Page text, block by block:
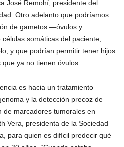
José Remohí, presidente del
Otro adelanto que podríamos
de gametos —óvulos y
somáticas del paciente,
y que podrían permitir tener hijos
ya no tienen óvulos.
es hacia un tratamiento
y la detección precoz de
de marcadores tumorales en
Vera, presidenta de la Sociedad
para quien es difícil predecir qué